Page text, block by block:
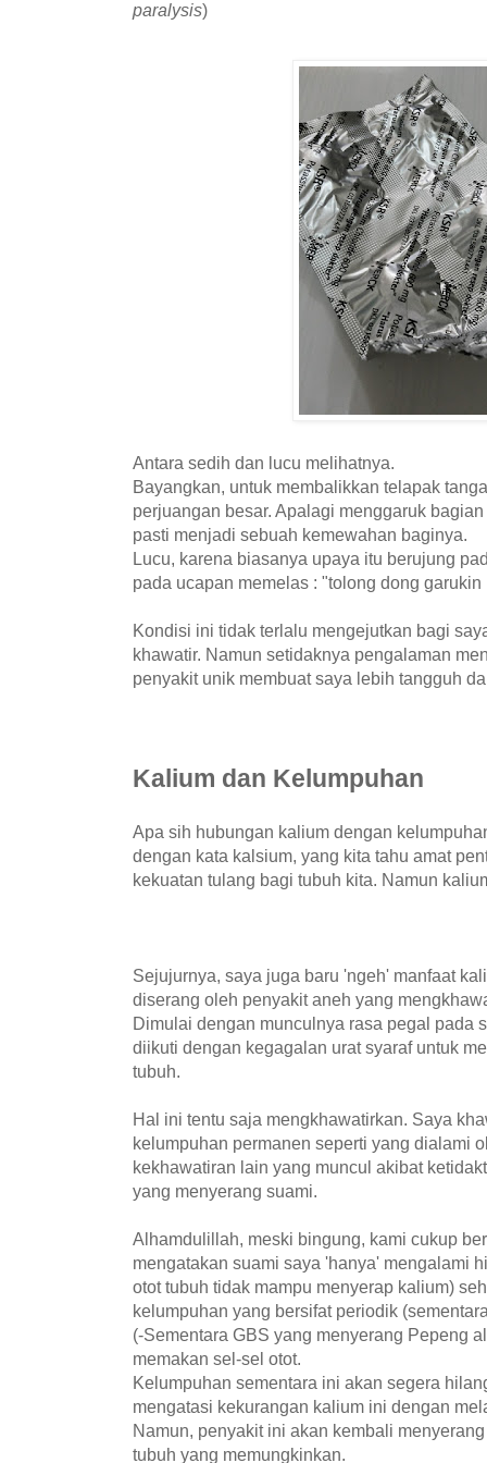
paralysis)
Antara sedih dan lucu melihatnya.
Bayangkan, untuk membalikkan telapak
perjuangan besar. Apalagi menggaruk
pasti menjadi sebuah kemewahan baginya.
Lucu, karena biasanya upaya itu berujung
pada ucapan memelas : "tolong dong
Kondisi ini tidak terlalu mengejutkan bagi
khawatir. Namun setidaknya pengalaman
penyakit unik membuat saya lebih tangguh
Kalium dan Kelumpuhan
Apa sih hubungan kalium dengan
dengan kata kalsium, yang kita tahu amat
kekuatan tulang bagi tubuh kita. Namun
Sejujurnya, saya juga baru 'ngeh' manfaat
diserang oleh penyakit aneh yang
Dimulai dengan munculnya rasa pegal pada
diikuti dengan kegagalan urat syaraf untuk
tubuh.
Hal ini tentu saja mengkhawatirkan. Saya
kelumpuhan permanen seperti yang dialami
kekhawatiran lain yang muncul akibat
yang menyerang suami.
Alhamdulillah, meski bingung, kami cukup
mengatakan suami saya 'hanya' mengalami
otot tubuh tidak mampu menyerap kalium)
kelumpuhan yang bersifat periodik
(-Sementara GBS yang menyerang Pepeng
memakan sel-sel otot.
Kelumpuhan sementara ini akan segera
mengatasi kekurangan kalium ini dengan
Namun, penyakit ini akan kembali
tubuh yang memungkinkan.